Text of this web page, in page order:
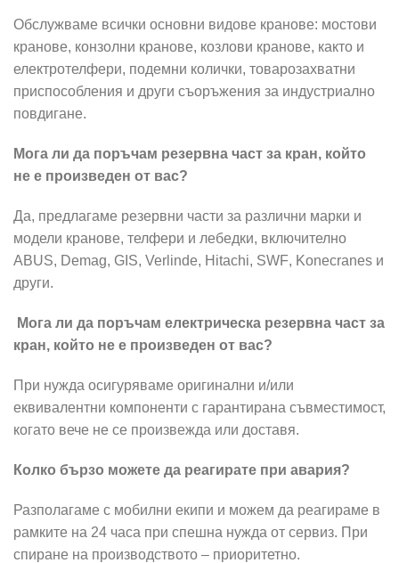
Обслужваме всички основни видове кранове: мостови
кранове, конзолни кранове, козлови кранове, както и
електротелфери, подемни колички, товарозахватни
приспособления и други съоръжения за индустриално
повдигане.
Мога ли да поръчам резервна част за кран, който
не е произведен от вас?
Да, предлагаме резервни части за различни марки и
модели кранове, телфери и лебедки, включително
ABUS, Demag, GIS, Verlinde, Hitachi, SWF, Konecranes и
други.
Мога ли да поръчам електрическа резервна част за
кран, който не е произведен от вас?
При нужда осигуряваме оригинални и/или
еквивалентни компоненти с гарантирана съвместимост,
когато вече не се произвежда или доставя.
Колко бързо можете да реагирате при авария?
Разполагаме с мобилни екипи и можем да реагираме в
рамките на 24 часа при спешна нужда от сервиз. При
спиране на производството – приоритетно.